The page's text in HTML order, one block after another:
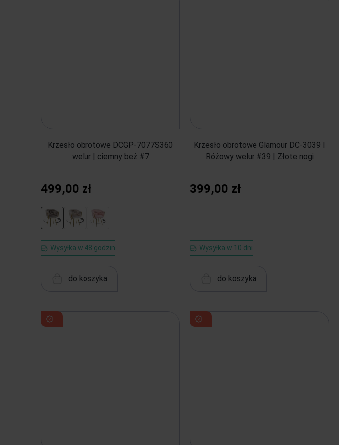
Krzesło obrotowe DCGP-7077S360
welur | ciemny beż #7
499,00 zł
Wysyłka w 48 godzin
do koszyka
Krzesło obrotowe Glamour DC-3039 |
Różowy welur #39 | Złote nogi
399,00 zł
Wysyłka w 10 dni
do koszyka